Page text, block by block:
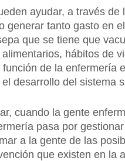
ayudar, a través de
generar tanto gasto en
que se tiene que
hábitos de
de la enfermería
desarrollo del sistema
cuando la gente
pasa por
a la gente de las
que existen en la